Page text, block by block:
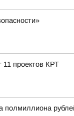
11 проектов КРТ
полмиллиона